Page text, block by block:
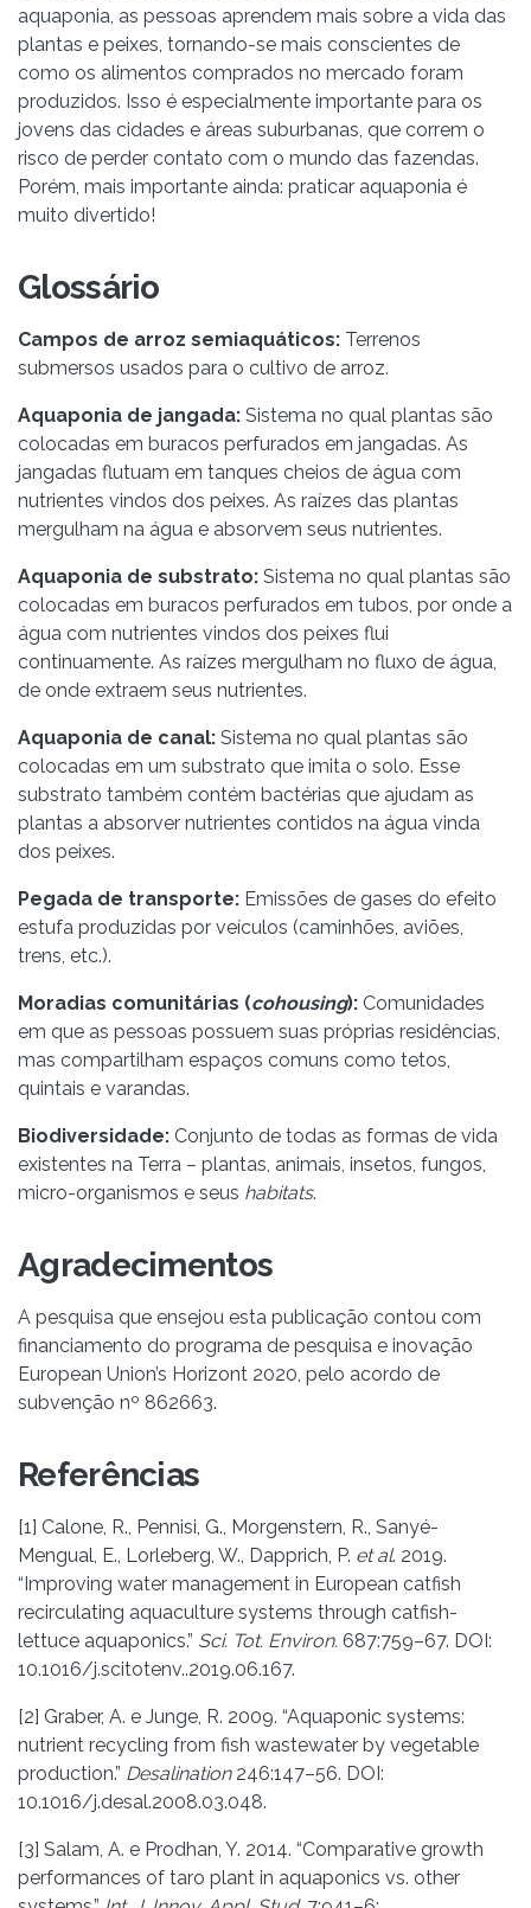
aquaponia, as pessoas aprendem mais sobre a vida das
plantas e peixes, tornando-se mais conscientes de
como os alimentos comprados no mercado foram
produzidos. Isso é especialmente importante para os
jovens das cidades e áreas suburbanas, que correm o
risco de perder contato com o mundo das fazendas.
Porém, mais importante ainda: praticar aquaponia é
muito divertido!
Glossário
Campos de arroz semiaquáticos: Terrenos
submersos usados para o cultivo de arroz.
Aquaponia de jangada: Sistema no qual plantas são
colocadas em buracos perfurados em jangadas. As
jangadas flutuam em tanques cheios de água com
nutrientes vindos dos peixes. As raízes das plantas
mergulham na água e absorvem seus nutrientes.
Aquaponia de substrato: Sistema no qual plantas são
colocadas em buracos perfurados em tubos, por onde a
água com nutrientes vindos dos peixes flui
continuamente. As raízes mergulham no fluxo de água,
de onde extraem seus nutrientes.
Aquaponia de canal: Sistema no qual plantas são
colocadas em um substrato que imita o solo. Esse
substrato também contém bactérias que ajudam as
plantas a absorver nutrientes contidos na água vinda
dos peixes.
Pegada de transporte: Emissões de gases do efeito
estufa produzidas por veículos (caminhões, aviões,
trens, etc.).
Moradias comunitárias (cohousing): Comunidades
em que as pessoas possuem suas próprias residências,
mas compartilham espaços comuns como tetos,
quintais e varandas.
Biodiversidade: Conjunto de todas as formas de vida
existentes na Terra – plantas, animais, insetos, fungos,
micro-organismos e seus habitats.
Agradecimentos
A pesquisa que ensejou esta publicação contou com
financiamento do programa de pesquisa e inovação
European Union’s Horizont 2020, pelo acordo de
subvenção nº 862663.
Referências
[1] Calone, R., Pennisi, G., Morgenstern, R., Sanyé-
Mengual, E., Lorleberg, W., Dapprich, P. et al. 2019.
“Improving water management in European catfish
recirculating aquaculture systems through catfish-
lettuce aquaponics.” Sci. Tot. Environ. 687:759–67. DOI:
10.1016/j.scitotenv..2019.06.167.
[2] Graber, A. e Junge, R. 2009. “Aquaponic systems:
nutrient recycling from fish wastewater by vegetable
production.” Desalination 246:147–56. DOI:
10.1016/j.desal.2008.03.048.
[3] Salam, A. e Prodhan, Y. 2014. “Comparative growth
performances of taro plant in aquaponics vs. other